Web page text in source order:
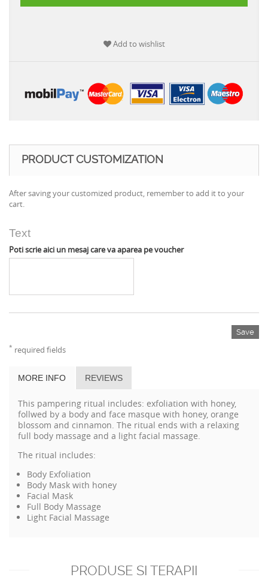
Add to wishlist
PRODUCT CUSTOMIZATION
After saving your customized product, remember to add it to your
cart.
Text
Poti scrie aici un mesaj care va aparea pe voucher
Save
* required fields
MORE INFO REVIEWS
This pampering ritual includes: exfoliation with honey,
follwed by a body and face masque with honey, orange
blossom and cinnamon. The ritual ends with a relaxing
full body massage and a light facial massage.
The ritual includes:
Body Exfoliation
Body Mask with honey
Facial Mask
Full Body Massage
Light Facial Massage
PRODUSE SI TERAPII